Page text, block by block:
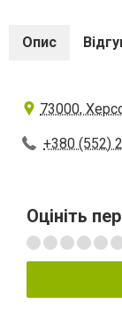
Опис
73000,
+380 (552)
Оцініть